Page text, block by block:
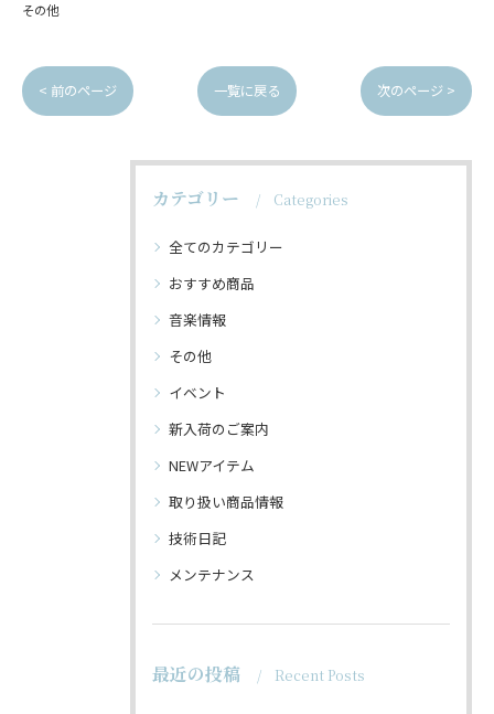
その他
< 前のページ 一覧に戻る 次のページ >
カテゴリー Categories
全てのカテゴリー
おすすめ商品
音楽情報
その他
イベント
新入荷のご案内
NEWアイテム
取り扱い商品情報
技術日記
メンテナンス
最近の投稿 Recent Posts